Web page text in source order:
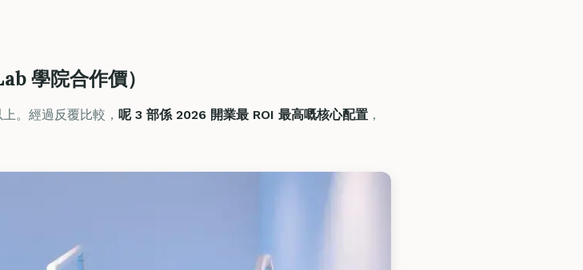
學院合作價）
上。經過反覆比較， 呢 3 部係 2026 開業最 ROI 最高嘅核心配置 ，